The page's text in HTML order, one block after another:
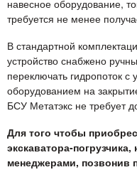
навесное оборудование,
требуется не менее
В стандартной
устройство снабжено
переключать гидропоток
оборудованием на
БСУ Метатэкс не требует
Для того чтобы
экскаватора-
менеджерами, позвонив